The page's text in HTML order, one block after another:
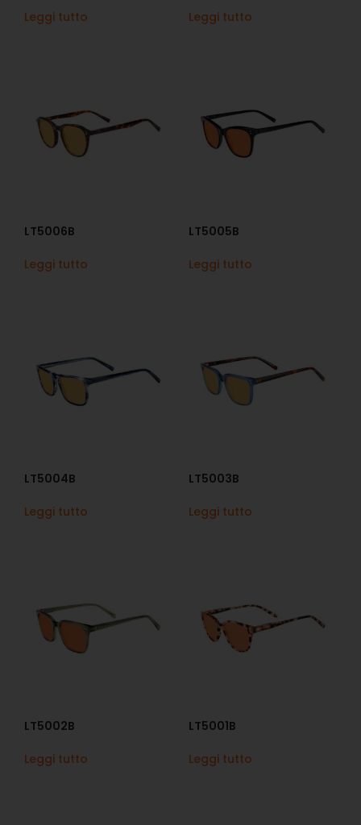
Leggi tutto Leggi tutto
LT5006B
Leggi tutto
LT5005B
Leggi tutto
LT5004B
Leggi tutto
LT5003B
Leggi tutto
LT5002B
Leggi tutto
LT5001B
Leggi tutto